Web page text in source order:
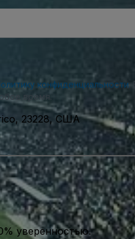
конфиденциальности.
время.
23228, США
уверенностью.